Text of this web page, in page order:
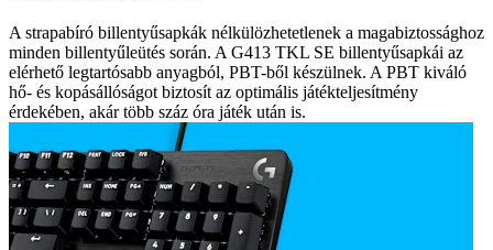
A strapabíró billentyűsapkák nélkülözhetetlenek a magabiztossághoz
minden billentyűleütés során. A G413 TKL SE billentyűsapkái az
elérhető legtartósabb anyagból, PBT-ből készülnek. A PBT kiváló
hő- és kopásállóságot biztosít az optimális játékteljesítmény
érdekében, akár több száz óra játék után is.